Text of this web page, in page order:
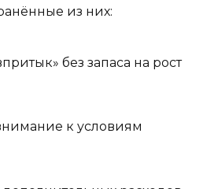
из них:
без запаса на рост
к условиям